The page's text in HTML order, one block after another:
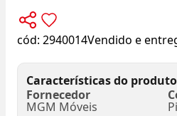
cód: 2940014Vendido e
Características do produto
Fornecedor
MGM Móveis